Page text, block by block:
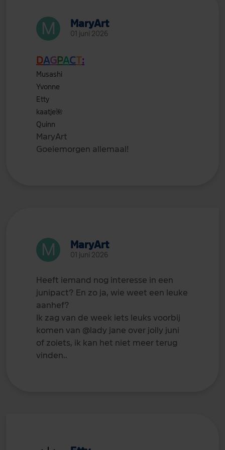
MaryArt
01 juni 2026
DAG PACT:
Musashi
Yvonne
Etty
kaatje🌺
Quinn
MaryArt
Goeiemorgen allemaal!
MaryArt
01 juni 2026
Heeft iemand nog interesse in een
junipact? En zo ja, wie weet een leuke
aanhef?
Ik zag van de week iets leuks voorbij
komen van @lady jane over jolly juni
of zoiets, ik kan het niet meer terug
vinden..